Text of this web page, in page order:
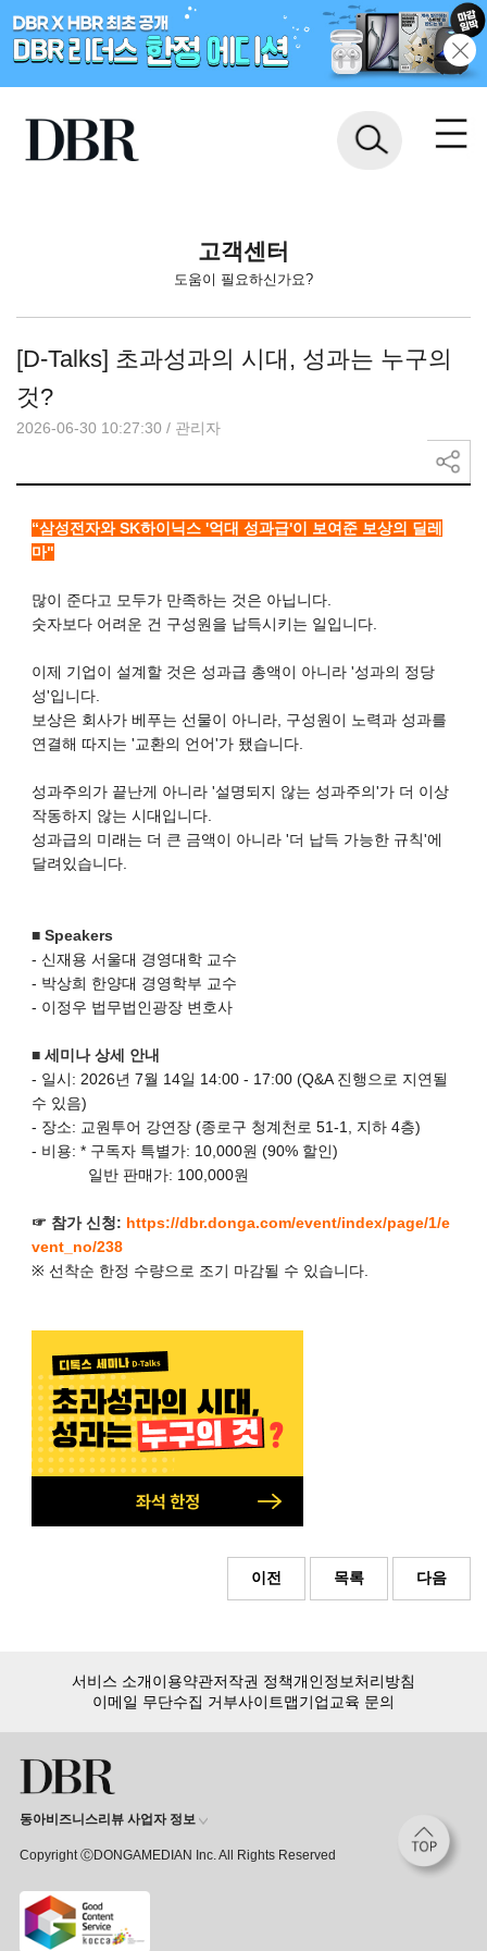
고객센터
도움이 필요하신가요?
[D-Talks] 초과성과의 시대, 성과는 누구의
것?
2026-06-30 10:27:30 / 관리자
“삼성전자와 SK하이닉스 '억대 성과급'이 보여준 보상의 딜레
마"
많이 준다고 모두가 만족하는 것은 아닙니다.
숫자보다 어려운 건 구성원을 납득시키는 일입니다.
이제 기업이 설계할 것은 성과급 총액이 아니라 '성과의 정당
성'입니다.
보상은 회사가 베푸는 선물이 아니라, 구성원이 노력과 성과를
연결해 따지는 '교환의 언어'가 됐습니다.
성과주의가 끝난게 아니라 '설명되지 않는 성과주의'가 더 이상
작동하지 않는 시대입니다.
성과급의 미래는 더 큰 금액이 아니라 '더 납득 가능한 규칙'에
달려있습니다.
■ Speakers
- 신재용 서울대 경영대학 교수
- 박상희 한양대 경영학부 교수
- 이정우 법무법인광장 변호사
■ 세미나 상세 안내
- 일시: 2026년 7월 14일 14:00 - 17:00 (Q&A 진행으로 지연될
수 있음)
- 장소: 교원투어 강연장 (종로구 청계천로 51-1, 지하 4층)
- 비용: * 구독자 특별가: 10,000원 (90% 할인)
일반 판매가: 100,000원
☞ 참가 신청: https://dbr.donga.com/event/index/page/1/e
vent_no/238
※ 선착순 한정 수량으로 조기 마감될 수 있습니다.
이전 목록 다음
서비스 소개이용약관저작권 정책개인정보처리방침
이메일 무단수집 거부사이트맵기업교육 문의
동아비즈니스리뷰 사업자 정보
Copyright ⒸDONGAMEDIAN Inc. All Rights Reserved